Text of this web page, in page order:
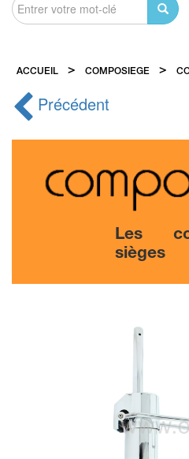
ACCUEIL > COMPOSIEGE >
Précédent
Les
sièges